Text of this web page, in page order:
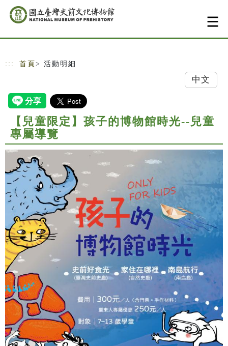
跳到主要內容
網站導覽
::: 首頁 > 活動明細
中文
【兒童限定】孩子的博物館時光--兒童
專屬導覽